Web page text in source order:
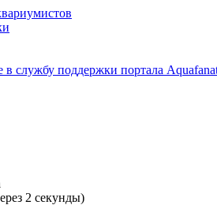
2 секунды)